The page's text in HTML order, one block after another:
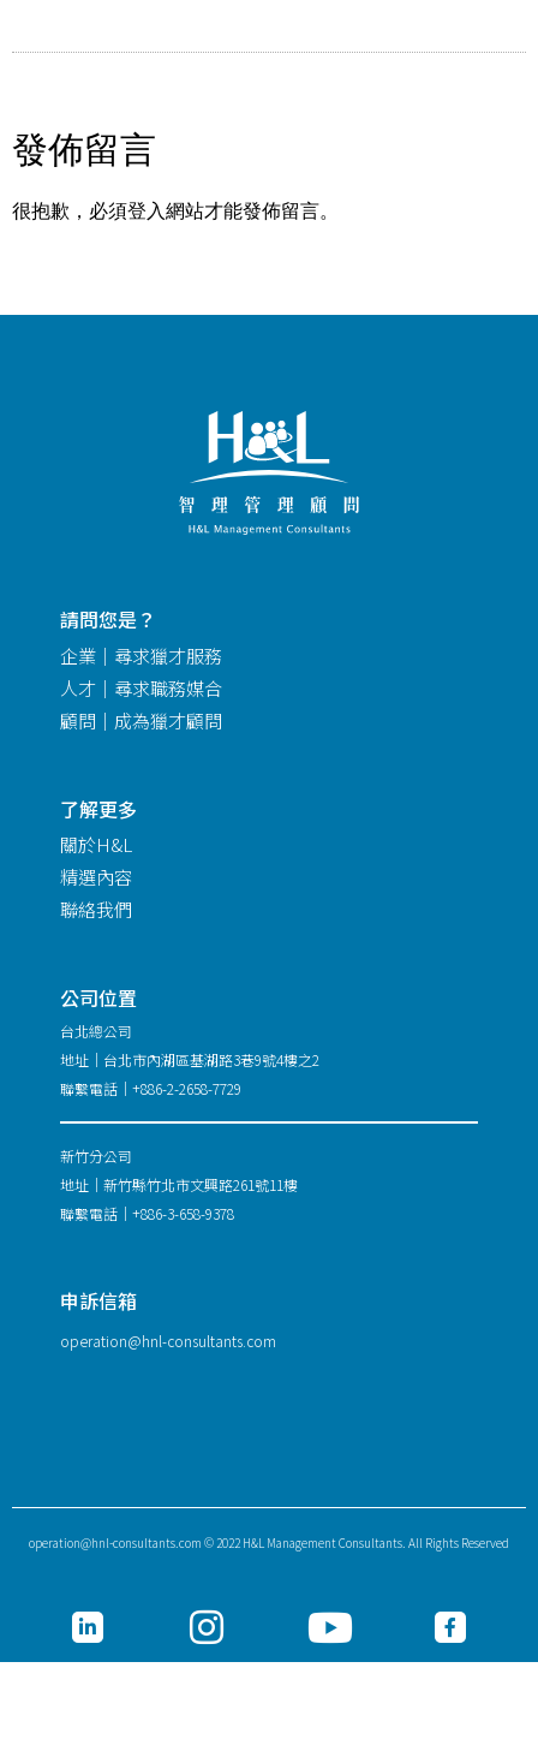
發佈留言
很抱歉，必須登入網站才能發佈留言。
請問您是？
企業｜尋求獵才服務
人才｜尋求職務媒合
顧問｜成為獵才顧問
了解更多
關於H&L
精選內容
聯絡我們
公司位置
台北總公司
地址｜台北市內湖區基湖路3巷9號4樓之2
聯繫電話｜+886-2-2658-7729
新竹分公司
地址｜新竹縣竹北市文興路261號11樓
聯繫電話｜+886-3-658-9378
申訴信箱
operation@hnl-consultants.com
operation@hnl-consultants.com © 2022 H&L Management Consultants. All Rights Reserved